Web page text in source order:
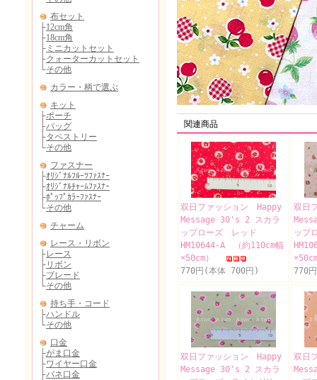
関連商品
双日ファッション Happy
Message 30's 2 スカラ
ップローズ レッド
HM10644-A （約110cm幅
×50cm）
770円(本体 700円)
双日
ッ
770
双日ファッション Happy
Message 30's 2 スカラ
双日